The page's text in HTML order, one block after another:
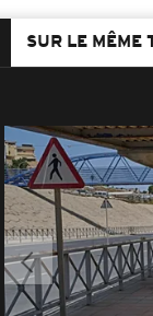
SUR LE MÊME